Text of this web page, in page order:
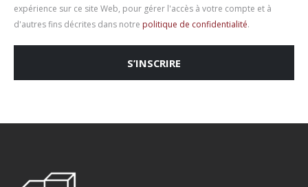
expérience sur ce site Web, pour gérer l'accès à votre compte et à
d'autres fins décrites dans notre politique de confidentialité.
S’INSCRIRE